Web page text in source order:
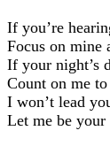
If you’re
Focus on mine
If your night’s
Count on me
I won’t lead
Let me be your